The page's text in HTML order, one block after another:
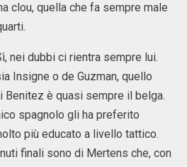
clou, quella che fa sempre male
nei dubbi ci rientra sempre lui.
Insigne o de Guzman, quello
Benitez è quasi sempre il belga.
spagnolo gli ha preferito
più educato a livello tattico.
finali sono di Mertens che, con